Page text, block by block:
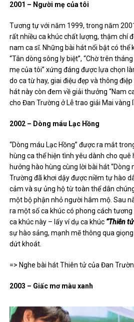
2001 – Người mẹ của tôi
Tương tự với năm 1999, trong năm
rất nhiều ca khúc chất lượng, thậm chí
nam ca sĩ. Những bài hát nổi bật có thể
“Tân dòng sông ly biệt”, “Chờ trên
mẹ của tôi” xứng đáng được lựa chọn
do ca từ hay, giai điệu đẹp và thông
hát này còn đem về giải thưởng “Nam
cho Đan Trường ở Lễ trao giải Mai vàng
2002 – Dòng máu Lạc Hồng
“Dòng máu Lạc Hồng” được ra mắt
hùng ca thể hiện tình yêu dành cho
hưởng hào hùng cùng lời bài hát “Dòng
Trường đã khơi dậy được niềm tự hào
cảm và sự ủng hộ từ toàn thể dân
một bộ phận nhỏ người hâm mộ. Sau
ra một số ca khúc có phong cách
ca khúc này – lấy ví dụ ca khúc “Thiên
sự hào sảng, mạnh mẽ thông qua
dứt khoát.
=> Nghe bài hát Thiên tử của Đan
2003 – Giấc mơ màu xanh